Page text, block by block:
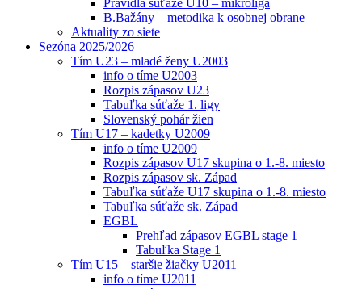
B.Bažány – metodika k osobnej obrane
Aktuality zo siete
Sezóna 2025/2026
Tím U23 – mladé ženy U2003
info o tíme U2003
Rozpis zápasov U23
Tabuľka súťaže 1. ligy
Slovenský pohár žien
Tím U17 – kadetky U2009
info o tíme U2009
Rozpis zápasov U17 skupina o 1.-8. miesto
Rozpis zápasov sk. Západ
Tabuľka súťaže U17 skupina o 1.-8. miesto
Tabuľka súťaže sk. Západ
EGBL
Prehľad zápasov EGBL stage 1
Tabuľka Stage 1
Tím U15 – staršie žiačky U2011
info o tíme U2011